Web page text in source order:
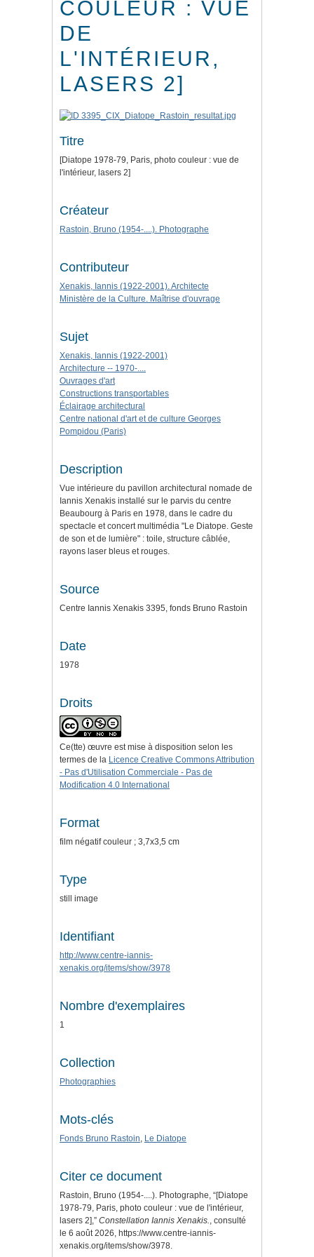
COULEUR : VUE
DE
L'INTÉRIEUR,
LASERS 2]
Titre
[Diatope 1978-79, Paris, photo couleur : vue de
l'intérieur, lasers 2]
Créateur
Rastoin, Bruno (1954-....). Photographe
Contributeur
Xenakis, Iannis (1922-2001). Architecte
Ministère de la Culture. Maîtrise d'ouvrage
Sujet
Xenakis, Iannis (1922-2001)
Architecture -- 1970-....
Ouvrages d'art
Constructions transportables
Éclairage architectural
Centre national d'art et de culture Georges
Pompidou (Paris)
Description
Vue intérieure du pavillon architectural nomade de
Iannis Xenakis installé sur le parvis du centre
Beaubourg à Paris en 1978, dans le cadre du
spectacle et concert multimédia "Le Diatope. Geste
de son et de lumière" : toile, structure câblée,
rayons laser bleus et rouges.
Source
Centre Iannis Xenakis 3395, fonds Bruno Rastoin
Date
1978
Droits
Ce(tte) œuvre est mise à disposition selon les
termes de la Licence Creative Commons Attribution
- Pas d'Utilisation Commerciale - Pas de
Modification 4.0 International
Format
film négatif couleur ; 3,7x3,5 cm
Type
still image
Identifiant
http://www.centre-iannis-
xenakis.org/items/show/3978
Nombre d'exemplaires
1
Collection
Photographies
Mots-clés
Fonds Bruno Rastoin, Le Diatope
Citer ce document
Rastoin, Bruno (1954-....). Photographe, “[Diatope
1978-79, Paris, photo couleur : vue de l'intérieur,
lasers 2],” Constellation Iannis Xenakis., consulté
le 6 août 2026, https://www.centre-iannis-
xenakis.org/items/show/3978.